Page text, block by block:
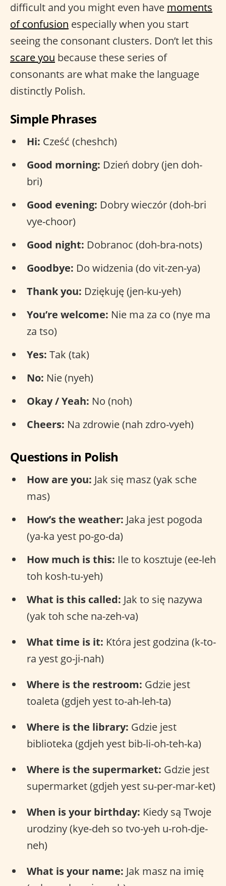
difficult and you might even have moments
of confusion especially when you start
seeing the consonant clusters. Don’t let this
scare you because these series of
consonants are what make the language
distinctly Polish.
Simple Phrases
Hi: Cześć (cheshch)
Good morning: Dzień dobry (jen doh-
bri)
Good evening: Dobry wieczór (doh-bri
vye-choor)
Good night: Dobranoc (doh-bra-nots)
Goodbye: Do widzenia (do vit-zen-ya)
Thank you: Dziękuję (jen-ku-yeh)
You’re welcome: Nie ma za co (nye ma
za tso)
Yes: Tak (tak)
No: Nie (nyeh)
Okay / Yeah: No (noh)
Cheers: Na zdrowie (nah zdro-vyeh)
Questions in Polish
How are you: Jak się masz (yak sche
mas)
How’s the weather: Jaka jest pogoda
(ya-ka yest po-go-da)
How much is this: Ile to kosztuje (ee-leh
toh kosh-tu-yeh)
What is this called: Jak to się nazywa
(yak toh sche na-zeh-va)
What time is it: Która jest godzina (k-to-
ra yest go-ji-nah)
Where is the restroom: Gdzie jest
toaleta (gdjeh yest to-ah-leh-ta)
Where is the library: Gdzie jest
biblioteka (gdjeh yest bib-li-oh-teh-ka)
Where is the supermarket: Gdzie jest
supermarket (gdjeh yest su-per-mar-ket)
When is your birthday: Kiedy są Twoje
urodziny (kye-deh so tvo-yeh u-roh-dje-
neh)
What is your name: Jak masz na imię